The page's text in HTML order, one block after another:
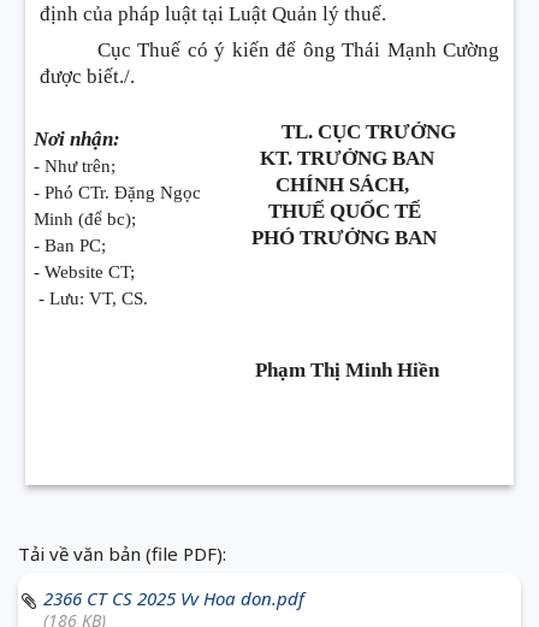
định của pháp luật tại Luật Quản lý thuế.
Cục Thuế có ý kiến để ông Thái Mạnh Cường
được biết./.
Nơi nhận:
- Như trên;
- Phó CTr. Đặng Ngọc
Minh (để bc);
- Ban PC;
- Website CT;
- Lưu: VT, CS.
TL. CỤC TRƯỞNG
KT. TRƯỞNG BAN
CHÍNH SÁCH,
THUẾ QUỐC TẾ
PHÓ TRƯỞNG BAN
Phạm Thị Minh Hiền
Tải về văn bản (file PDF):
2366 CT CS 2025 Vv Hoa don.pdf
(186 KB)